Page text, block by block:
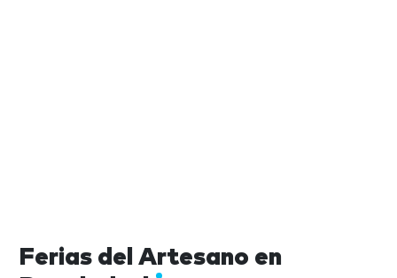
Ferias del Artesano en